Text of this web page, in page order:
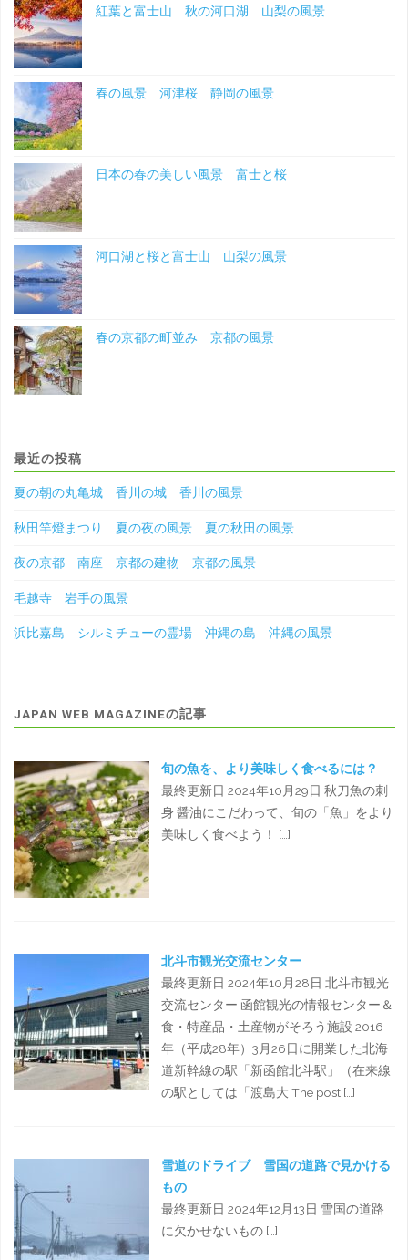
紅葉と富士山 秋の河口湖 山梨の風景
春の風景 河津桜 静岡の風景
日本の春の美しい風景 富士と桜
河口湖と桜と富士山 山梨の風景
春の京都の町並み 京都の風景
最近の投稿
夏の朝の丸亀城 香川の城 香川の風景
秋田竿燈まつり 夏の夜の風景 夏の秋田の風景
夜の京都 南座 京都の建物 京都の風景
毛越寺 岩手の風景
浜比嘉島 シルミチューの霊場 沖縄の島 沖縄の風景
JAPAN WEB MAGAZINEの記事
旬の魚を、より美味しく食べるには？
最終更新日 2024年10月29日 秋刀魚の刺
身 醤油にこだわって、旬の「魚」をより
美味しく食べよう！ […]
北斗市観光交流センター
最終更新日 2024年10月28日 北斗市観光
交流センター 函館観光の情報センター＆
食・特産品・土産物がそろう施設 2016
年（平成28年）3月26日に開業した北海
道新幹線の駅「新函館北斗駅」（在来線
の駅としては「渡島大 The post […]
雪道のドライブ 雪国の道路で見かける
もの
最終更新日 2024年12月13日 雪国の道路
に欠かせないもの […]